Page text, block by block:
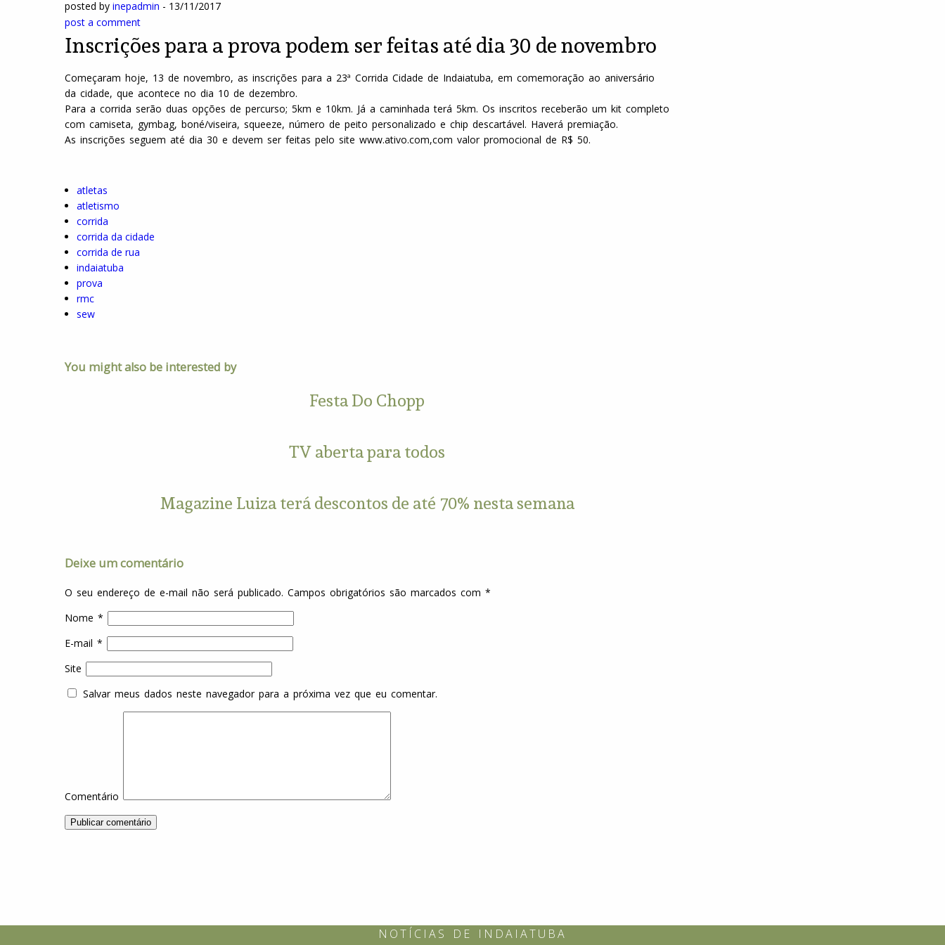
posted by inepadmin - 13/11/2017
post a comment
Inscrições para a prova podem ser feitas até dia 30 de novembro
Começaram hoje, 13 de novembro, as inscrições para a 23ª Corrida Cidade de Indaiatuba, em comemoração ao aniversário
da cidade, que acontece no dia 10 de dezembro.
Para a corrida serão duas opções de percurso; 5km e 10km. Já a caminhada terá 5km. Os inscritos receberão um kit completo
com camiseta, gymbag, boné/viseira, squeeze, número de peito personalizado e chip descartável. Haverá premiação.
As inscrições seguem até dia 30 e devem ser feitas pelo site www.ativo.com,com valor promocional de R$ 50.
atletas
atletismo
corrida
corrida da cidade
corrida de rua
indaiatuba
prova
rmc
sew
You might also be interested by
Festa Do Chopp
TV aberta para todos
Magazine Luiza terá descontos de até 70% nesta semana
Deixe um comentário
O seu endereço de e-mail não será publicado. Campos obrigatórios são marcados com *
Nome *
E-mail *
Site
Salvar meus dados neste navegador para a próxima vez que eu comentar.
Comentário
NOTÍCIAS DE INDAIATUBA